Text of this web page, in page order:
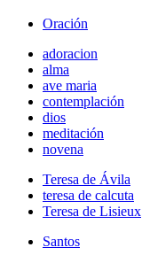
Oración
adoracion
alma
ave maria
contemplación
dios
meditación
novena
Teresa de Ávila
teresa de calcuta
Teresa de Lisieux
Santos